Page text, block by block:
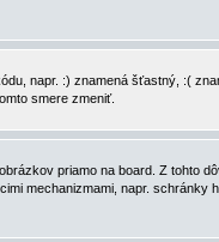
napr. :) znamená šťastný, :(
smere zmeniť.
priamo na board. Z tohto
mechanizmami, napr.